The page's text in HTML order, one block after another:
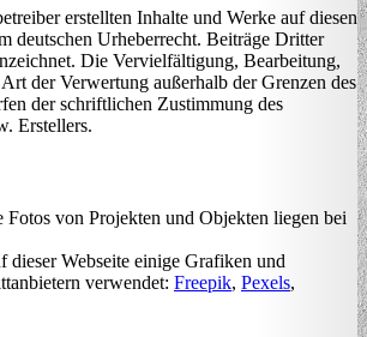
erstellten Inhalte und Werke auf diesen
deutschen Urheberrecht. Beiträge Dritter
Die Vervielfältigung, Bearbeitung,
der Verwertung außerhalb der Grenzen des
der schriftlichen Zustimmung des
Erstellers.
von Projekten und Objekten liegen bei
dieser Webseite einige Grafiken und
verwendet: Freepik, Pexels,